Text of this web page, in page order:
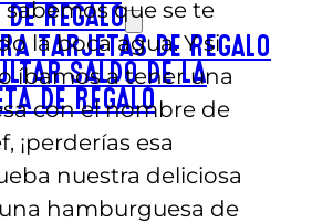
REGALO
TARJETAS DE REGALO
SALDO DE LA
DE REGALO
sabemos que se te
la boca agua. Y si
íbamos a tener una
con el nombre de
¡perderías esa
nuestra deliciosa
hamburguesa de